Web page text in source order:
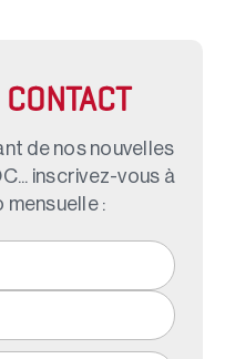
de nos nouvelles
inscrivez-vous à
: